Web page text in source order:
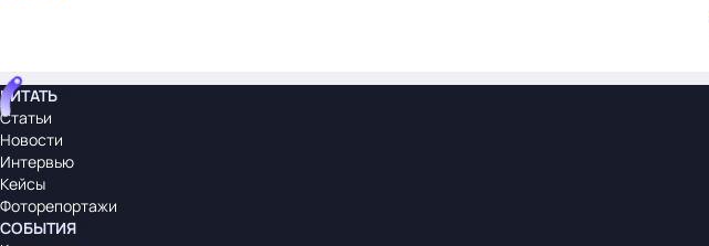
ЧИТАТЬ
Статьи
Новости
Интервью
Кейсы
Фоторепортажи
СОБЫТИЯ